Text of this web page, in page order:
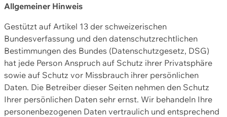
Allgemeiner Hinweis
Gestützt auf Artikel 13 der schweizerischen
Bundesverfassung und den datenschutzrechtlichen
Bestimmungen des Bundes (Datenschutzgesetz, DSG)
hat jede Person Anspruch auf Schutz ihrer Privatsphäre
sowie auf Schutz vor Missbrauch ihrer persönlichen
Daten. Die Betreiber dieser Seiten nehmen den Schutz
Ihrer persönlichen Daten sehr ernst. Wir behandeln Ihre
personenbezogenen Daten vertraulich und entsprechend